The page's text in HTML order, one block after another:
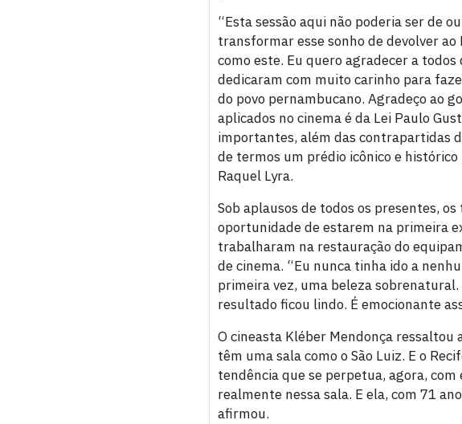
“Esta sessão aqui não poderia ser de
transformar esse sonho de devolver
como este. Eu quero agradecer a
dedicaram com muito carinho para
do povo pernambucano. Agradeço ao
aplicados no cinema é da Lei Paulo
importantes, além das contrapartidas
de termos um prédio icônico e
Raquel Lyra.
Sob aplausos de todos os presentes,
oportunidade de estarem na primeira
trabalharam na restauração do
de cinema. “Eu nunca tinha ido a
primeira vez, uma beleza
resultado ficou lindo. É emocionante
O cineasta Kléber Mendonça ressaltou
têm uma sala como o São Luiz. E o
tendência que se perpetua, agora,
realmente nessa sala. E ela, com 71
afirmou.